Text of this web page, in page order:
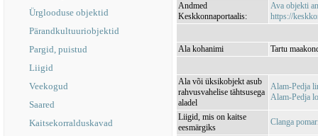
Ürglooduse objektid
Pärandkultuuriobjektid
Pargid, puistud
Liigid
Veekogud
Saared
Kaitsekorralduskavad
Andmed
Keskkonnaportaalis:
Ava objekti
https://
Ala kohanimi Tartu
Ala või üksikobjekt asub
rahvusvahelise tähtsusega
aladel
Alam-Pedja
Alam-Pedja
Liigid, mis on kaitse
eesmärgiks
Clanga